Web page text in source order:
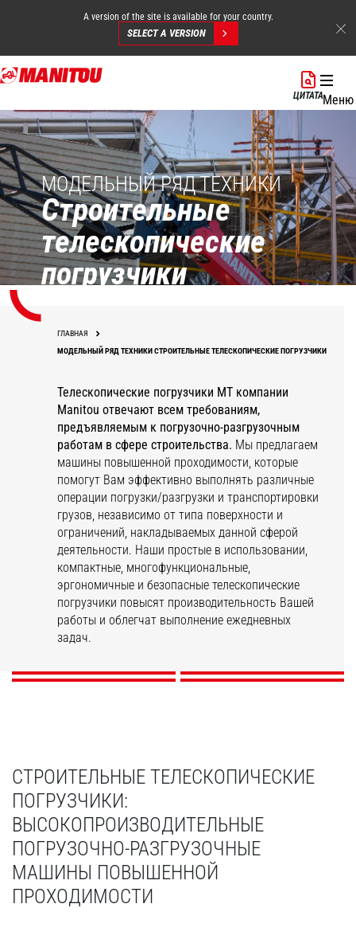
Перейти
к
содержанию
A version of the site is available for your country.
SELECT A VERSION
ЦИТАТАМеню
МОДЕЛЬНЫЙ РЯД ТЕХНИКИ
Строительные
телескопические
погрузчики
ГЛАВНАЯ
МОДЕЛЬНЫЙ РЯД ТЕХНИКИ СТРОИТЕЛЬНЫЕ ТЕЛЕСКОПИЧЕСКИЕ ПОГРУЗЧИКИ
Телескопические погрузчики MT компании
Manitou отвечают всем требованиям,
предъявляемым к погрузочно-разгрузочным
работам в сфере строительства. Мы предлагаем
машины повышенной проходимости, которые
помогут Вам эффективно выполнять различные
операции погрузки/разгрузки и транспортировки
грузов, независимо от типа поверхности и
ограничений, накладываемых данной сферой
деятельности. Наши простые в использовании,
компактные, многофункциональные,
эргономичные и безопасные телескопические
погрузчики повысят производительность Вашей
работы и облегчат выполнение ежедневных
задач.
МТ-X MHT-X
MTA
ОТКРОЙТЕ ДЛЯ СЕБЯ
MXT
ОТКРОЙТЕ ДЛЯ СЕБЯ
СТРОИТЕЛЬНЫЕ ТЕЛЕСКОПИЧЕСКИЕ
ПОГРУЗЧИКИ:
ВЫСОКОПРОИЗВОДИТЕЛЬНЫЕ
ПОГРУЗОЧНО-РАЗГРУЗОЧНЫЕ
МАШИНЫ ПОВЫШЕННОЙ
ПРОХОДИМОСТИ